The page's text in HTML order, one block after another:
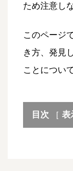
ため注意し
このページ
き方、発見
ことについ
目次 [ 表